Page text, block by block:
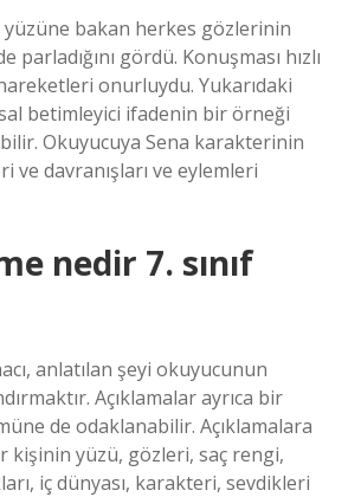
yüzüne bakan herkes gözlerinin
parladığını gördü. Konuşması hızlı
onurluydu. Yukarıdaki
betimleyici ifadenin bir örneği
Okuyucuya Sena karakterinin
ve davranışları ve eylemleri
nedir 7. sınıf
anlatılan şeyi okuyucunun
Açıklamalar ayrıca bir
de odaklanabilir. Açıklamalara
kişinin yüzü, gözleri, saç rengi,
iç dünyası, karakteri, sevdikleri